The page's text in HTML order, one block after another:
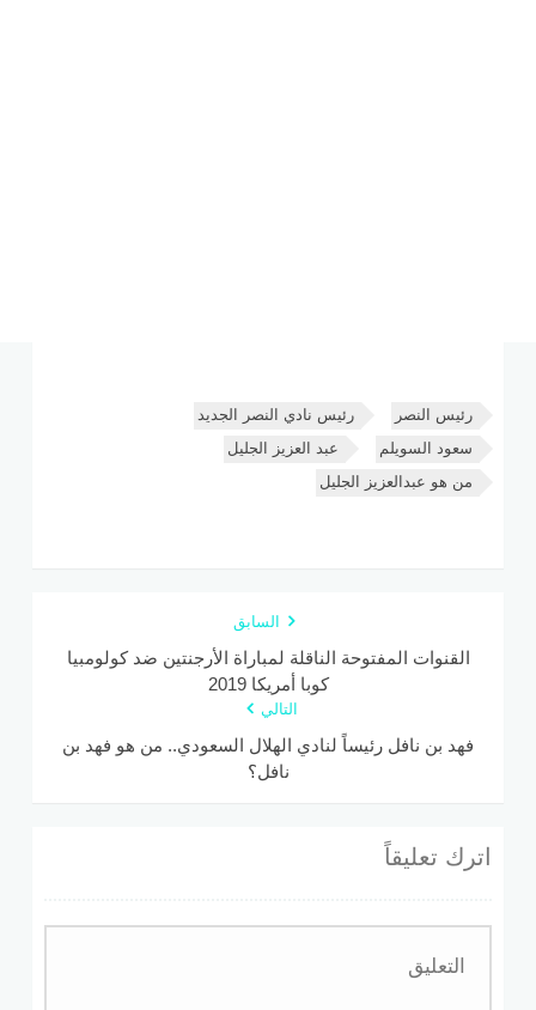
رئيس النصر
رئيس نادي النصر الجديد
سعود السويلم
عبد العزيز الجليل
من هو عبدالعزيز الجليل
السابق
القنوات المفتوحة الناقلة لمباراة الأرجنتين ضد كولومبيا
كوبا أمريكا 2019
التالي
فهد بن نافل رئيساً لنادي الهلال السعودي.. من هو فهد بن
نافل؟
اترك تعليقاً